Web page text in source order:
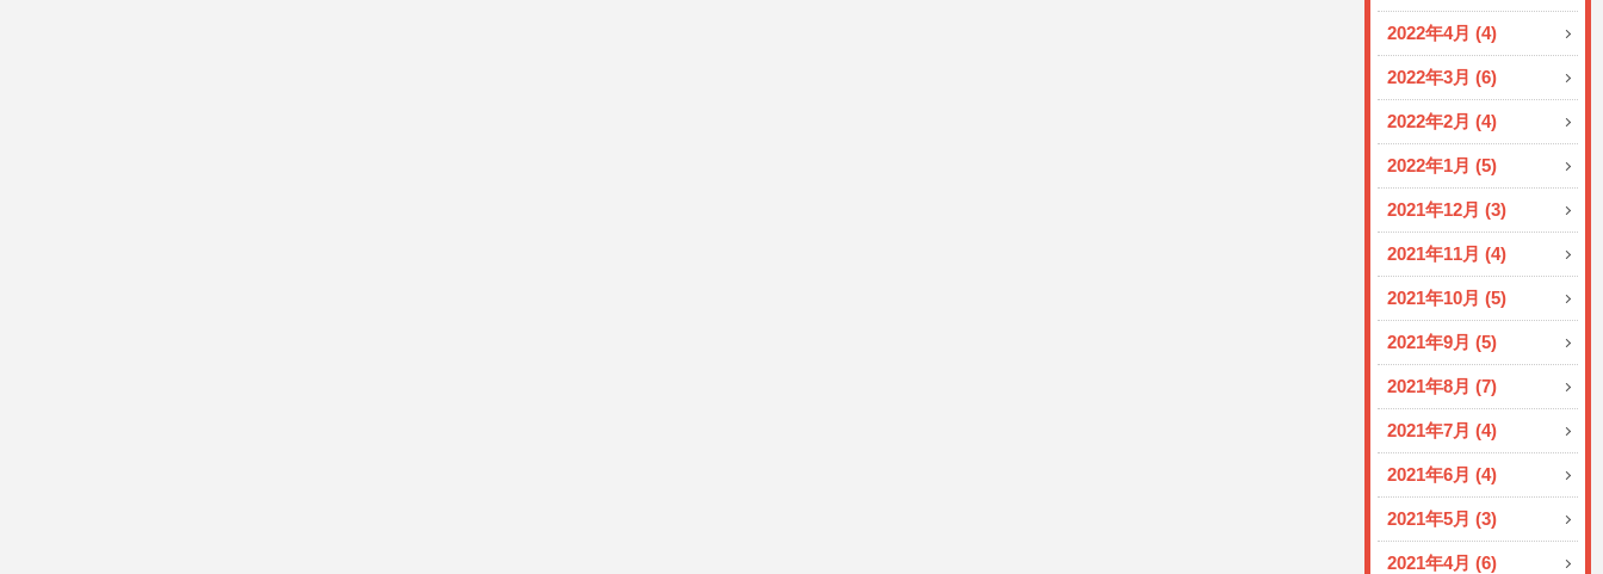
2022年4月 (4)
2022年3月 (6)
2022年2月 (4)
2022年1月 (5)
2021年12月 (3)
2021年11月 (4)
2021年10月 (5)
2021年9月 (5)
2021年8月 (7)
2021年7月 (4)
2021年6月 (4)
2021年5月 (3)
2021年4月 (6)